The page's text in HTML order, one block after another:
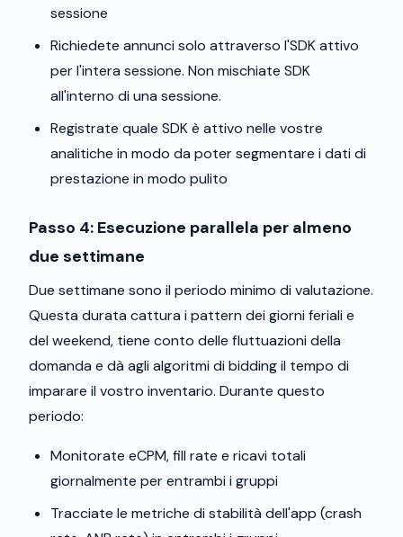
sessione
Richiedete annunci solo attraverso l'SDK attivo
per l'intera sessione. Non mischiate SDK
all'interno di una sessione.
Registrate quale SDK è attivo nelle vostre
analitiche in modo da poter segmentare i dati di
prestazione in modo pulito
Passo 4: Esecuzione parallela per almeno
due settimane
Due settimane sono il periodo minimo di valutazione.
Questa durata cattura i pattern dei giorni feriali e
del weekend, tiene conto delle fluttuazioni della
domanda e dà agli algoritmi di bidding il tempo di
imparare il vostro inventario. Durante questo
periodo:
Monitorate eCPM, fill rate e ricavi totali
giornalmente per entrambi i gruppi
Tracciate le metriche di stabilità dell'app (crash